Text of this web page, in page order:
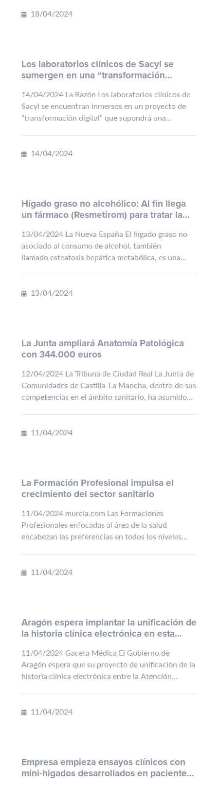
18/04/2024
Los laboratorios clínicos de Sacyl se
sumergen en una “transformación
2028
14/04/2024 La Razón Los laboratorios clínicos de
Sacyl se encuentran inmersos en un proyecto de
“transformación digital” que supondrá una
14/04/2024
Hígado graso no alcohólico: Al fin llega
un fármaco (Resmetirom) para tratar la
13/04/2024 La Nueva España El hígado graso no
asociado al consumo de alcohol, también
llamado esteatosis hepática metabólica, es una
13/04/2024
La Junta ampliará Anatomía Patológica
con 344.000 euros
12/04/2024 La Tribuna de Ciudad Real La Junta de
Comunidades de Castilla-La Mancha, dentro de sus
competencias en el ámbito sanitario, ha asumido
11/04/2024
La Formación Profesional impulsa el
crecimiento del sector sanitario
11/04/2024 murcia.com Las Formaciones
Profesionales enfocadas al área de la salud
encabezan las preferencias en todos los niveles
11/04/2024
Aragón espera implantar la unificación de
la historia clínica electrónica en esta
11/04/2024 Gaceta Médica El Gobierno de
Aragón espera que su proyecto de unificación de la
historia clínica electrónica entre la Atención
11/04/2024
Empresa empieza ensayos clínicos con
mini-higados desarrollados en pacientes